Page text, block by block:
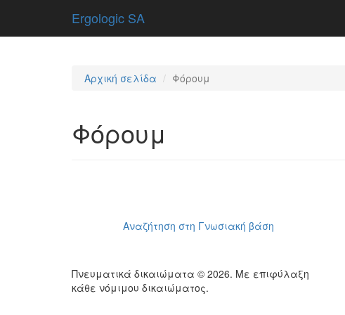
Ergologic SA
Αρχική σελίδα Φόρουμ
Φόρουμ
Αναζήτηση στη Γνωσιακή βάση
Πνευματικά δικαιώματα © 2026. Με επιφύλαξη
κάθε νόμιμου δικαιώματος.